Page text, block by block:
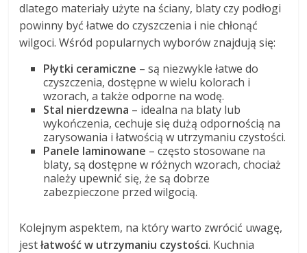
dlatego materiały użyte na ściany, blaty czy podłogi
powinny być łatwe do czyszczenia i nie chłonąć
wilgoci. Wśród popularnych wyborów znajdują się:
Płytki ceramiczne – są niezwykle łatwe do
czyszczenia, dostępne w wielu kolorach i
wzorach, a także odporne na wodę.
Stal nierdzewna – idealna na blaty lub
wykończenia, cechuje się dużą odpornością na
zarysowania i łatwością w utrzymaniu czystości.
Panele laminowane – często stosowane na
blaty, są dostępne w różnych wzorach, chociaż
należy upewnić się, że są dobrze
zabezpieczone przed wilgocią.
Kolejnym aspektem, na który warto zwrócić uwagę,
jestłatwość w utrzymaniu czystości. Kuchnia